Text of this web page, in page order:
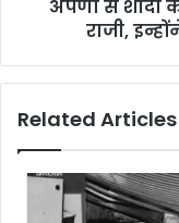
अपर्णा से
राजी,
Related Articles